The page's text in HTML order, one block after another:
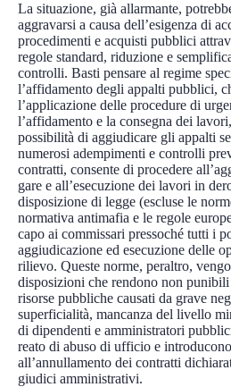
La situazione, già allarmante,
aggravarsi a causa dell’esigenza di
procedimenti e acquisti pubblici
regole standard, riduzione e
controlli. Basti pensare al regime
l’affidamento degli appalti pubblici,
l’applicazione delle procedure di
l’affidamento e la consegna dei
possibilità di aggiudicare gli appalti
numerosi adempimenti e controlli
contratti, consente di procedere
gare e all’esecuzione dei lavori in
disposizione di legge (escluse le
normativa antimafia e le regole
capo ai commissari pressoché tutti i
aggiudicazione ed esecuzione delle
rilievo. Queste norme, peraltro,
disposizioni che rendono non
risorse pubbliche causati da grave
superficialità, mancanza del livello
di dipendenti e amministratori
reato di abuso di ufficio e
all’annullamento dei contratti
giudici amministrativi.